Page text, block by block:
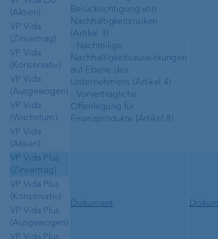
Berücksichtigung von
Nachhaltigkeitsrisiken
(Artikel 3)
- Nachteilige
Nachhaltigkeitsauswirkungen
auf Ebene des
Unternehmens (Artikel 4)
- Vorvertragliche
Offenlegung für
Finanzprodukte (Artikel 8)
-
(Aktien)
VP Vida
(Zinsertrag)
VP Vida
(Konservativ)
VP Vida
(Ausgewogen)
VP Vida
(Wachstum)
VP Vida
(Aktien)
VP Vida Plus
(Zinsertrag)
Dokument
VP Vida Plus
(Konservativ)
VP Vida Plus
(Ausgewogen)
VP Vida Plus